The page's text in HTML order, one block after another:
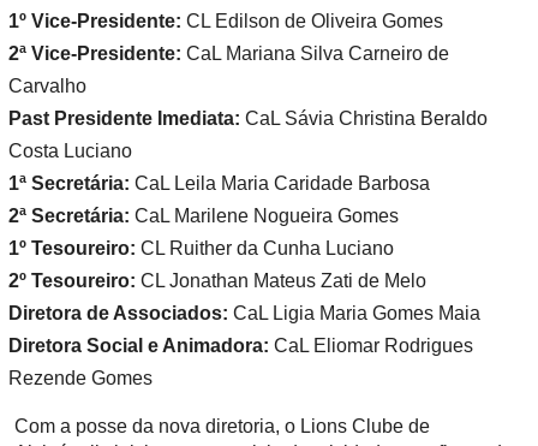
1º Vice-Presidente: CL Edilson de Oliveira Gomes
2ª Vice-Presidente: CaL Mariana Silva Carneiro de
Carvalho
Past Presidente Imediata: CaL Sávia Christina Beraldo
Costa Luciano
1ª Secretária: CaL Leila Maria Caridade Barbosa
2ª Secretária: CaL Marilene Nogueira Gomes
1º Tesoureiro: CL Ruither da Cunha Luciano
2º Tesoureiro: CL Jonathan Mateus Zati de Melo
Diretora de Associados: CaL Ligia Maria Gomes Maia
Diretora Social e Animadora: CaL Eliomar Rodrigues
Rezende Gomes
Com a posse da nova diretoria, o Lions Clube de